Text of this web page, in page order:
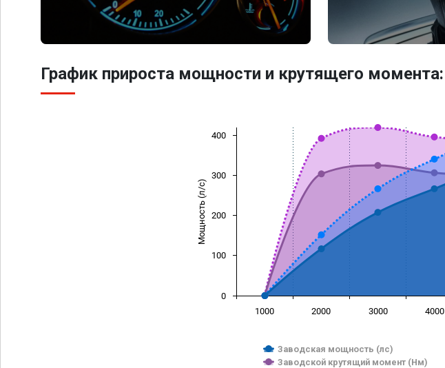
График прироста мощности и крутящего момента:
Мощность (л/с)
Заводская мощность (лс)
Заводской крутящий момент (Нм)
1000 2000 3000 4000
0
100
200
300
400